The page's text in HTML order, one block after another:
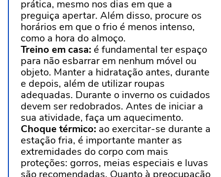
prática, mesmo nos dias em que a
preguiça apertar. Além disso, procure os
horários em que o frio é menos intenso,
como a hora do almoço.
Treino em casa: é fundamental ter espaço
para não esbarrar em nenhum móvel ou
objeto. Manter a hidratação antes, durante
e depois, além de utilizar roupas
adequadas. Durante o inverno os cuidados
devem ser redobrados. Antes de iniciar a
sua atividade, faça um aquecimento.
Choque térmico: ao exercitar-se durante a
estação fria, é importante manter as
extremidades do corpo com mais
proteções: gorros, meias especiais e luvas
são recomendadas. Quanto à preocupação